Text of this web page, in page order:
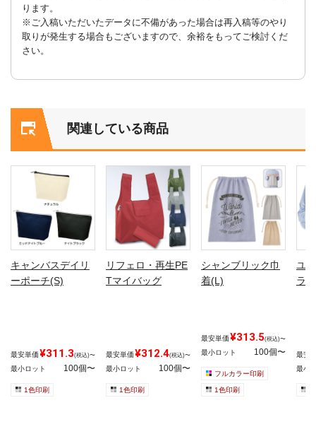
ります。
※ご入稿いただいたデータに不備があった場合は再入稿等のやり
取りが発生する場合もございますので、余裕をもってご検討くだ
さい。
関連している商品
キャンバスデイリ
ーポーチ(S)
最安単価¥311.3(税込)〜
最小ロット 100個〜
1色印刷
リフェロ・再生PE
Tマイバッグ
最安単価¥312.4(税込)〜
最小ロット 100個〜
1色印刷
シャンブリック巾
着(L)
最安単価¥313.5(税込)〜
最小ロット 100個〜
フルカラー印刷
1色印刷
ユ
ラ
最安
最小